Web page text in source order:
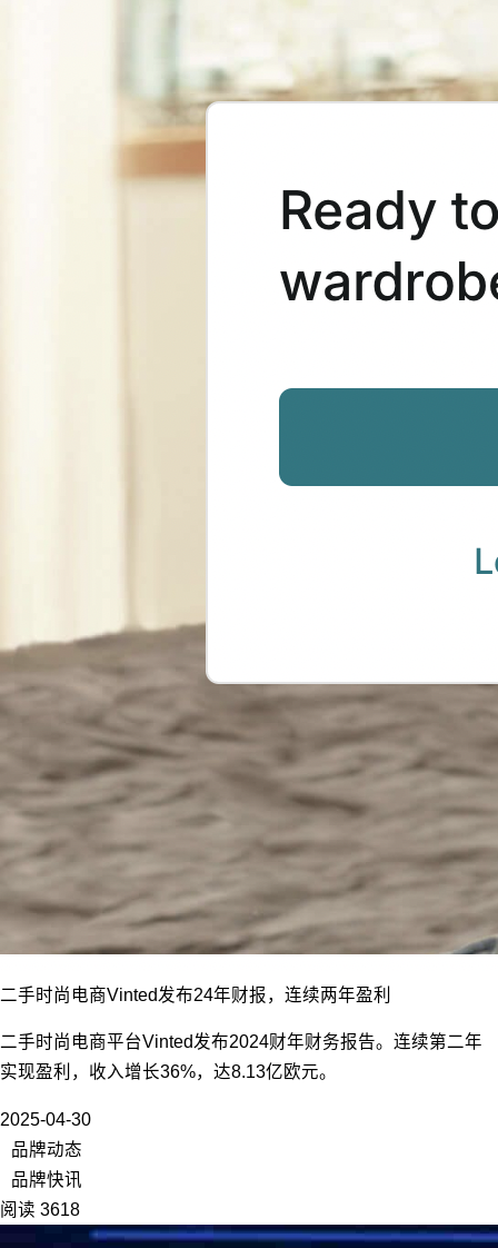
二手时尚电商Vinted发布24年财报，连续两年盈利
二手时尚电商平台Vinted发布2024财年财务报告。连续第二年
实现盈利，收入增长36%，达8.13亿欧元。
2025-04-30
品牌动态
品牌快讯
阅读 3618